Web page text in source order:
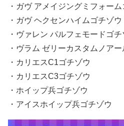
・ガヴ アメイジングミフォー
・ガヴ ヘクセンハイムゴチゾウ
・ヴァレン パルフェモードゴチ
・ヴラム ゼリーカスタムノア
・カリエスC1ゴチゾウ
・カリエスC3ゴチゾウ
・ホイップ兵ゴチゾウ
・アイスホイップ兵ゴチゾウ